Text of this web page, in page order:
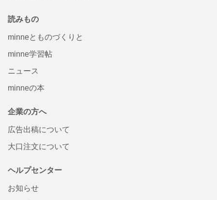
読みもの
minneとものづくりと
minne学習帖
ニュース
minneの本
企業の方へ
広告出稿について
大口注文について
ヘルプセンター
お知らせ